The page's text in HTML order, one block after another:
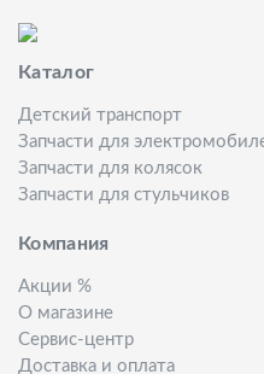
Каталог
Детский транспорт
Запчасти для
Запчасти для колясок
Запчасти для стульчиков
Компания
Акции %
О магазине
Сервис-центр
Доставка и оплата